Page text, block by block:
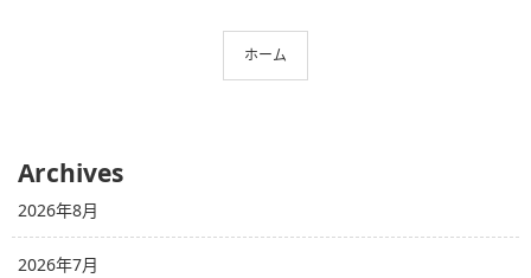
ホーム
Archives
2026年8月
2026年7月